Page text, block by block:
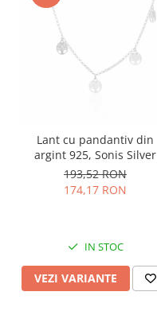
Lant cu pandantiv din
argint 925, Sonis Silver
193,52 RON
174,17 RON
IN STOC
VEZI VARIANTE